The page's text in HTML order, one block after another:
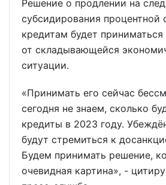
Решение о продлении на
субсидирования процентной
кредитам будет
от складывающейся
ситуации.
«Принимать его сейчас
сегодня не знаем, сколько
кредиты в 2023 году.
будут стремиться к
Будем принимать решение,
очевидная картина», -